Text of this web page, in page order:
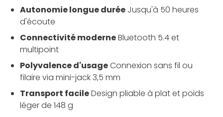
Autonomie longue durée Jusqu'à 50 heures
d'écoute
Connectivité moderneBluetooth 5.4 et
multipoint
Polyvalence d'usageConnexion sans fil ou
filaire via mini-jack 3,5 mm
Transport facileDesign pliable à plat et poids
léger de 148 g